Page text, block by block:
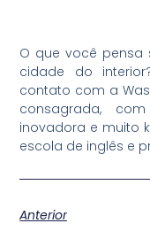
O que você
cidade do
contato com a
consagrada,
inovadora e muito
escola de inglês e
Anterior